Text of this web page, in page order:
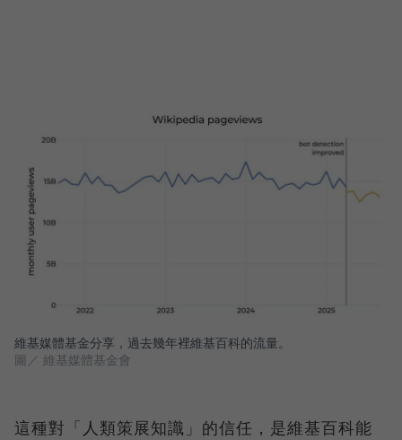
維基媒體基金分享，過去幾年裡維基百科的流量。
圖／ 維基媒體基金會
這種對「人類策展知識」的信任，是維基百科能